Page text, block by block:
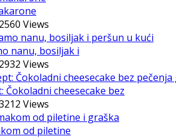
Views
nanu, bosiljak i
Views
Čokoladni cheesecake bez
Views
od piletine